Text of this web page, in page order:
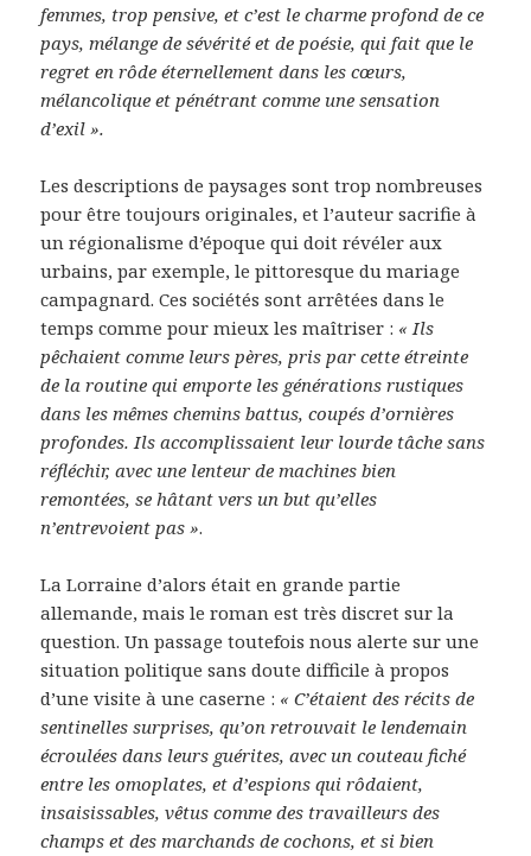
femmes, trop pensive, et c’est le charme profond de ce
pays, mélange de sévérité et de poésie, qui fait que le
regret en rôde éternellement dans les cœurs,
mélancolique et pénétrant comme une sensation
d’exil ».
Les descriptions de paysages sont trop nombreuses
pour être toujours originales, et l’auteur sacrifie à
un régionalisme d’époque qui doit révéler aux
urbains, par exemple, le pittoresque du mariage
campagnard. Ces sociétés sont arrêtées dans le
temps comme pour mieux les maîtriser : « Ils
pêchaient comme leurs pères, pris par cette étreinte
de la routine qui emporte les générations rustiques
dans les mêmes chemins battus, coupés d’ornières
profondes. Ils accomplissaient leur lourde tâche sans
réfléchir, avec une lenteur de machines bien
remontées, se hâtant vers un but qu’elles
n’entrevoient pas ».
La Lorraine d’alors était en grande partie
allemande, mais le roman est très discret sur la
question. Un passage toutefois nous alerte sur une
situation politique sans doute difficile à propos
d’une visite à une caserne : « C’étaient des récits de
sentinelles surprises, qu’on retrouvait le lendemain
écroulées dans leurs guérites, avec un couteau fiché
entre les omoplates, et d’espions qui rôdaient,
insaisissables, vêtus comme des travailleurs des
champs et des marchands de cochons, et si bien